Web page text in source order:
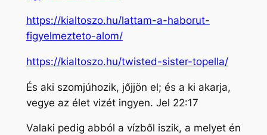
https://kialtoszo.hu/lattam-a-haborut-
figyelmezteto-alom/
https://kialtoszo.hu/twisted-sister-topella/
És aki szomjúhozik, jőjjön el; és a ki akarja,
vegye az élet vizét ingyen. Jel 22:17
Valaki pedig abból a vízből iszik, a melyet én